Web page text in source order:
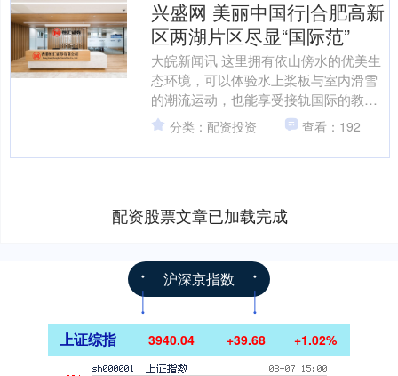
兴盛网 美丽中国行|合肥高新
区两湖片区尽显“国际范”
大皖新闻讯 这里拥有依山傍水的优美生
态环境，可以体验水上桨板与室内滑雪
的潮流运动，也能享受接轨国际的教育
与医疗配套；这里坐落着中国首个深空
探测领域的国际科技组织....
分类：配资投资 查看：192
配资股票文章已加载完成
沪深京指数
上证综指 3940.04 +39.68 +1.02%